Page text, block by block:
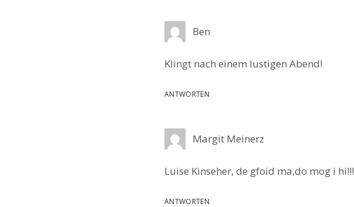
Ben
Klingt nach einem lustigen Abend!
ANTWORTEN
Margit Meinerz
Luise Kinseher, de gfoid ma,do mog i hi!!!
ANTWORTEN